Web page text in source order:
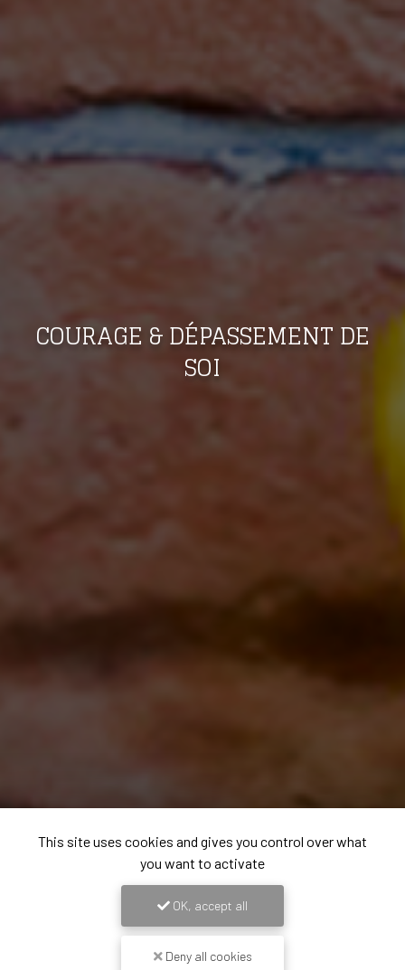
COURAGE & DÉPASSEMENT DE
SOI
This site uses cookies and gives you control over what
you want to activate
OK, accept all
Deny all cookies